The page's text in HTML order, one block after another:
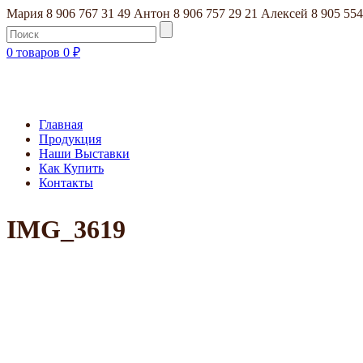
Мария 8 906 767 31 49 Антон 8 906 757 29 21 Алексей 8 905
0 товаров 0 ₽
Главная
Продукция
Наши Выставки
Как Купить
Контакты
IMG_3619